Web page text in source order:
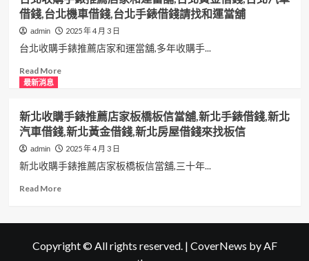
借錢,台北機車借錢,台北手錶借錢請找和運當舖
admin 2025 年 4 月 3 日
台北收購手錶推薦店家和運當舖,多年收購手...
Read MoreRead
台
北
收
購
手
錶
推
家
運
最新消息
新北收購手錶推薦店家板橋板信當舖,新北手錶借錢,新北
汽車借錢,新北黃金借錢,新北房屋借錢來找板信
admin 2025 年 4 月 3 日
新北收購手錶推薦店家板橋板信當舖,三十年...
Read MoreRead
新
收
Copyright © All rights reserved. | CoverNews by AF